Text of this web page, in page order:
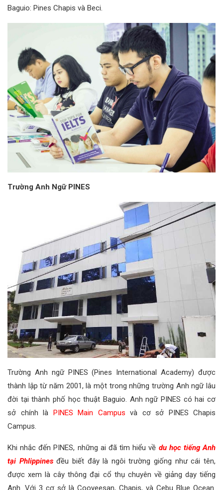
Baguio: Pines Chapis và Beci.
Trường Anh Ngữ PINES
Trường Anh ngữ PINES (Pines International Academy) được
thành lập từ năm 2001, là một trong những trường Anh ngữ lâu
đời tại thành phố học thuật Baguio. Anh ngữ PINES có hai cơ
sở chính là PINES Main Campus và cơ sở PINES Chapis
Campus.
Khi nhắc đến PINES, những ai đã tìm hiểu về du học tiếng Anh
tại Phlippinesđều biết đây là ngôi trường giống như cái tên,
được xem là cây thông đại cổ thụ chuyên về giảng dạy tiếng
Anh. Với 3 cơ sở là Cooyeesan, Chapis, và Cebu Blue Ocean.